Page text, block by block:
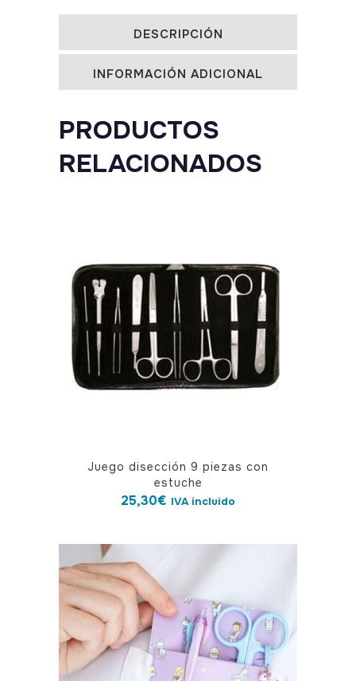
DESCRIPCIÓN
INFORMACIÓN ADICIONAL
PRODUCTOS
RELACIONADOS
Juego disección 9 piezas con
estuche
25,30€ IVA incluido